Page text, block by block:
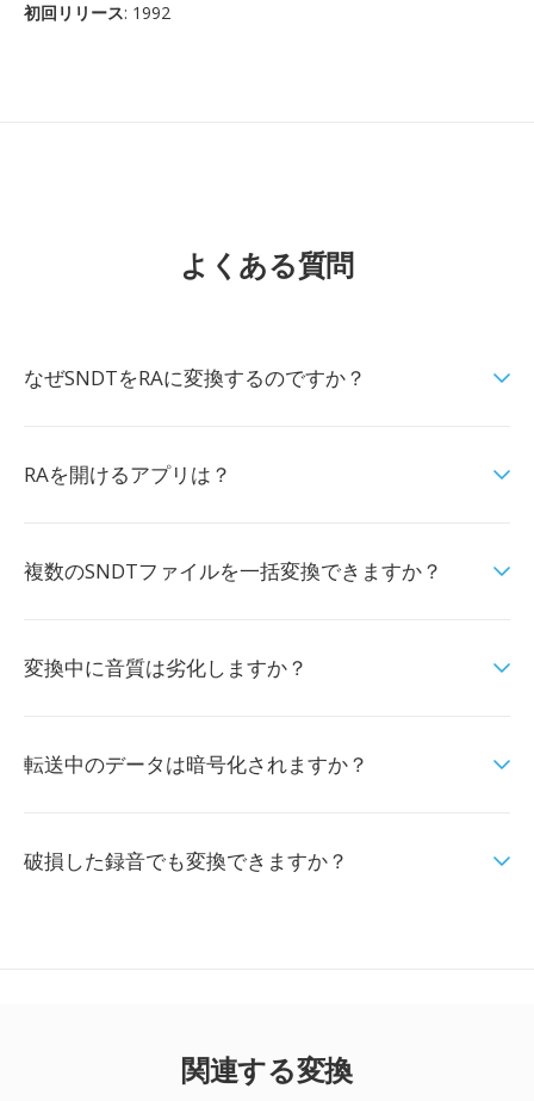
初回リリース: 1992
よくある質問
なぜSNDTをRAに変換するのですか？
RAを開けるアプリは？
複数のSNDTファイルを一括変換できますか？
変換中に音質は劣化しますか？
転送中のデータは暗号化されますか？
破損した録音でも変換できますか？
関連する変換